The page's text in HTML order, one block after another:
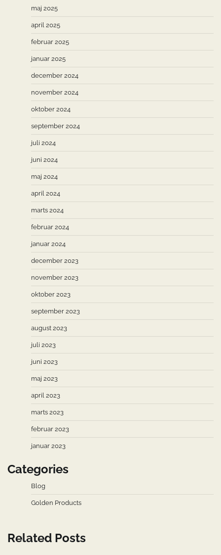
maj 2025
april 2025
februar 2025
januar 2025
december 2024
november 2024
oktober 2024
september 2024
juli 2024
juni 2024
maj 2024
april 2024
marts 2024
februar 2024
januar 2024
december 2023
november 2023
oktober 2023
september 2023
august 2023
juli 2023
juni 2023
maj 2023
april 2023
marts 2023
februar 2023
januar 2023
Categories
Blog
Golden Products
Related Posts